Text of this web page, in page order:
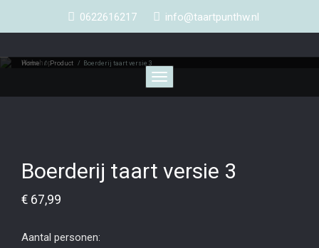
0622616217 info@taartpunthw.nl
Toggle
navigation
Webshop
Home /Product / Boerderij taart versie 3
Boerderij taart versie 3
€ 67,99
Aantal personen: